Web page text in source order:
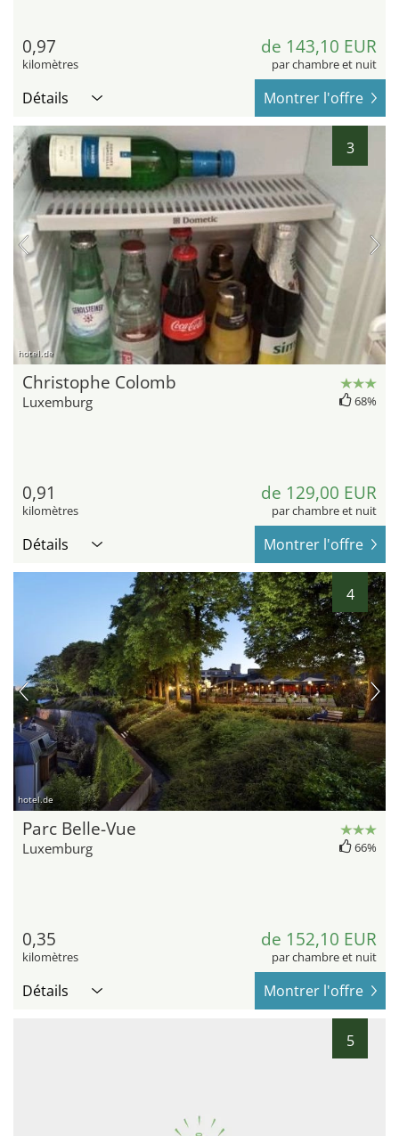
0,97
kilomètres
de 143,10 EUR
par chambre et nuit
Détails Montrer l'offre
3
hotel.de
Christophe Colomb
Luxemburg 68%
0,91
kilomètres
de 129,00 EUR
par chambre et nuit
Détails Montrer l'offre
4
hotel.de
Parc Belle-Vue
Luxemburg 66%
0,35
kilomètres
de 152,10 EUR
par chambre et nuit
Détails Montrer l'offre
5